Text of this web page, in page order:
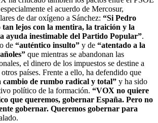
el acuerdo de Mercosur,
de dar oxígeno a Sánchez: “Si Pedro
tan lejos con la mentira, la traición y la
ayuda inestimable del Partido Popular”.
de “auténtico insulto” y de “atentado a la
que mientras se abandonan las
el dinero de los impuestos se destine a
países. Frente a ello, ha defendido que
cambio de rumbo radical y total” y ha sido
político de la formación. “VOX no quiere
que queremos, gobernar España. Pero no
gobernar. Queremos gobernar para